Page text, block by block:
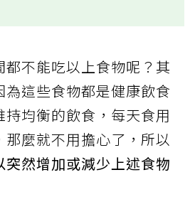
不能吃以上食物呢？其
這些食物都是健康飲食
均衡的飲食，每天食用
麼就不用擔心了，所以
突然增加或減少上述食物